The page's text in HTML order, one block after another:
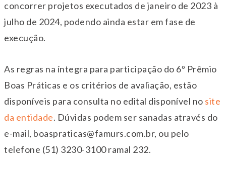
concorrer projetos executados de janeiro de 2023 à
julho de 2024, podendo ainda estar em fase de
execução.
As regras na íntegra para participação do 6º Prêmio
Boas Práticas e os critérios de avaliação, estão
disponíveis para consulta no edital disponível no site
da entidade. Dúvidas podem ser sanadas através do
e-mail, boaspraticas@famurs.com.br, ou pelo
telefone (51) 3230-3100 ramal 232.